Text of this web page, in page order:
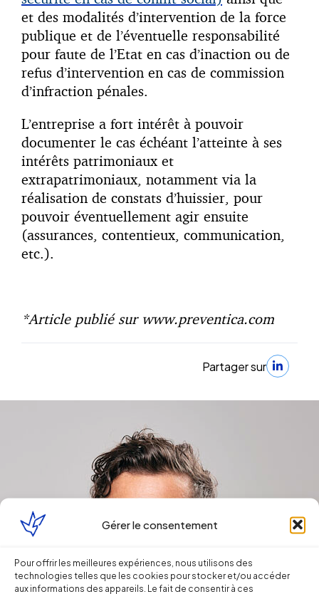
Gérer le consentement
Pour offrir les meilleures expériences, nous utilisons des
technologies telles que les cookies pour stocker et/ou accéder
aux informations des appareils. Le fait de consentir à ces
et des modalités d’intervention de la force
publique et de l’éventuelle responsabilité
pour faute de l’Etat en cas d’inaction ou de
refus d’intervention en cas de commission
d’infraction pénales.
L’entreprise a fort intérêt à pouvoir
documenter le cas échéant l’atteinte à ses
intérêts patrimoniaux et
extrapatrimoniaux, notamment via la
réalisation de constats d’huissier, pour
pouvoir éventuellement agir ensuite
(assurances, contentieux, communication,
etc.).
*Article publié sur www.preventica.com
Partager sur